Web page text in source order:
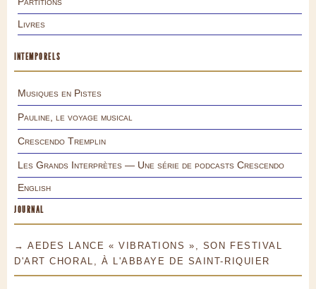
Livres
INTEMPORELS
Musiques en Pistes
Pauline, le voyage musical
Crescendo Tremplin
Les Grands Interprètes — Une série de podcasts Crescendo
English
JOURNAL
→ AEDES LANCE « VIBRATIONS », SON FESTIVAL
D'ART CHORAL, À L'ABBAYE DE SAINT-RIQUIER